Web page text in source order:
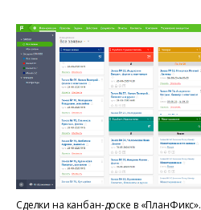
Сделки на канбан-доске в «ПланФикс».